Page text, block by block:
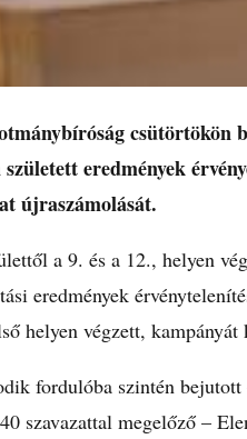
csütörtökön
eredmények
újraszámolását.
a 9. és a 12., helyen
eredmények
helyen végzett,
fordulóba szintén
szavazattal megelőző –